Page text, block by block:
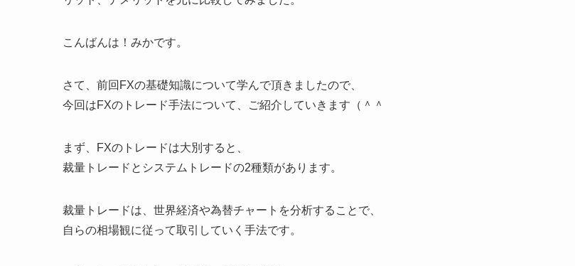
こんばんは！みかです。
さて、前回FXの基礎知識について学んで頂きましたので、
今回はFXのトレード手法について、ご紹介していきます（＾＾
まず、FXのトレードは大別すると、
裁量トレードとシステムトレードの2種類があります。
裁量トレードは、世界経済や為替チャートを分析することで、
自らの相場観に従って取引していく手法です。